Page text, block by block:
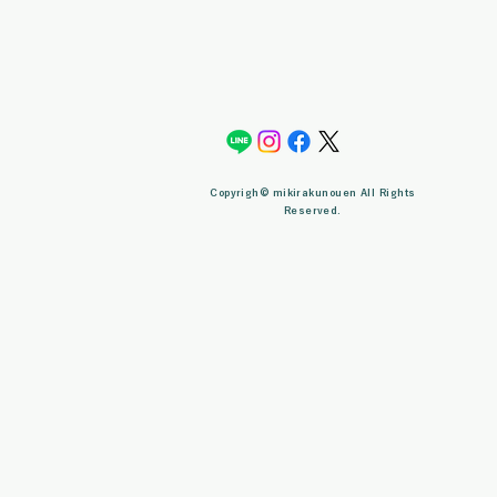
Copyrigh© mikirakunouen All Rights
Reserved.